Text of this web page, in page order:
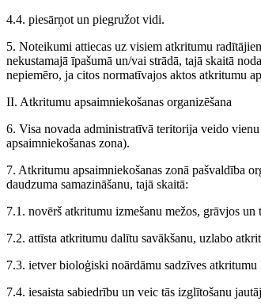
4.4. piesārņot un piegružot vidi.
5. Noteikumi attiecas uz visiem atkritumu
nekustamajā īpašumā un/vai strādā, tajā skaitā
nepiemēro, ja citos normatīvajos aktos atkritumu
II. Atkritumu apsaimniekošanas organizēšana
6. Visa novada administratīvā teritorija veido
apsaimniekošanas zona).
7. Atkritumu apsaimniekošanas zonā pašvaldība
daudzuma samazināšanu, tajā skaitā:
7.1. novērš atkritumu izmešanu mežos, grāvjos un
7.2. attīsta atkritumu dalītu savākšanu, uzlabo
7.3. ietver bioloģiski noārdāmu sadzīves
7.4. iesaista sabiedrību un veic tās izglītošanu